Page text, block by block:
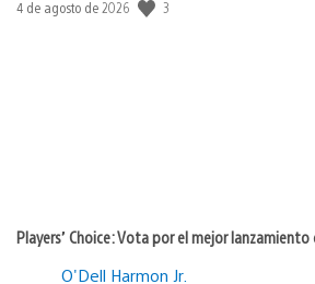
Fecha
4 de agosto de 2026 3
Players’ Choice: Vota por el mejor
O'Dell Harmon Jr.